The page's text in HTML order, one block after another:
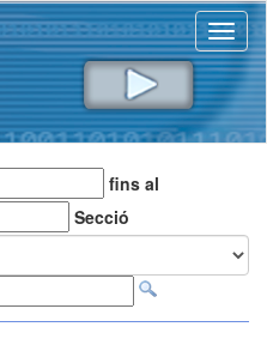
fins al
Secció